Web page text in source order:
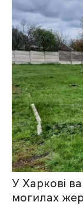
У Харкові
могилах